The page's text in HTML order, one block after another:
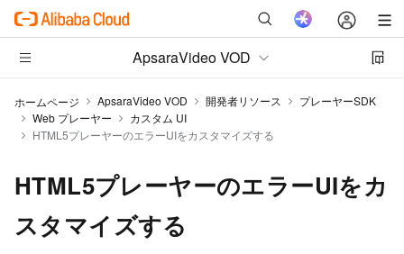
ApsaraVideo VOD
ホームページ ApsaraVideo VOD 開発者リソース
プレーヤーSDK
Web プレーヤー
カスタム UI
HTML5プレーヤーのエラーUIをカスタマイズする
HTML5プレーヤーのエラーUIをカ
スタマイズする